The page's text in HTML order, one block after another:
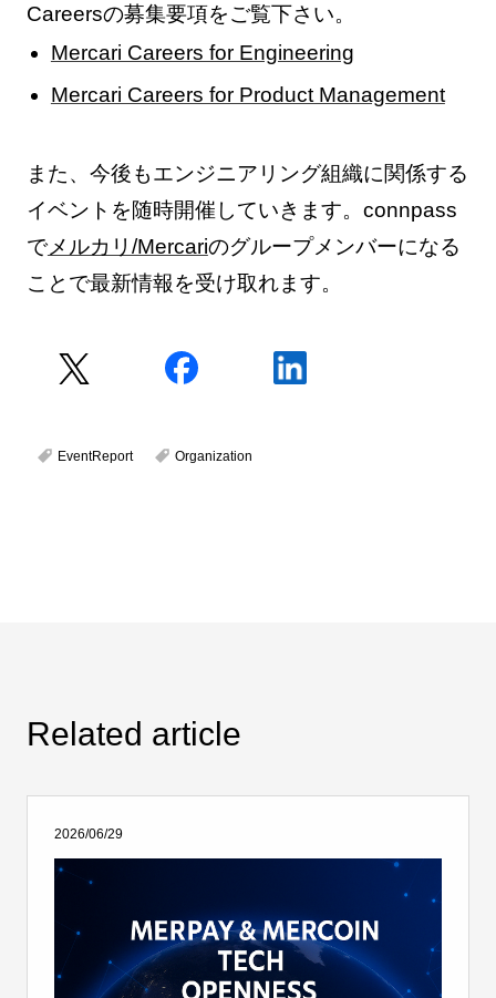
Careersの募集要項をご覧下さい。
Mercari Careers for Engineering
Mercari Careers for Product Management
また、今後もエンジニアリング組織に関係する
イベントを随時開催していきます。connpass
でメルカリ/Mercariのグループメンバーになる
ことで最新情報を受け取れます。
EventReport Organization
Related article
2026/06/29